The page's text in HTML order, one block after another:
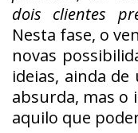
dois clientes
Nesta fase, o
novas
ideias, ainda
absurda, mas o
aquilo que